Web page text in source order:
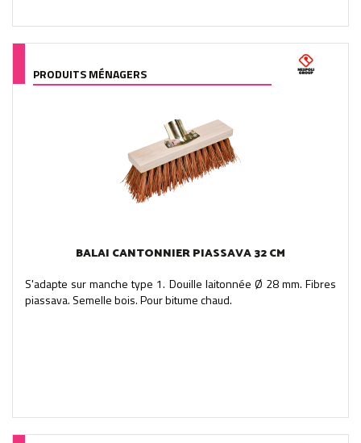
PRODUITS MÉNAGERS
BALAI CANTONNIER PIASSAVA 32 CM
S'adapte sur manche type 1. Douille laitonnée Ø 28 mm. Fibres
piassava. Semelle bois. Pour bitume chaud.